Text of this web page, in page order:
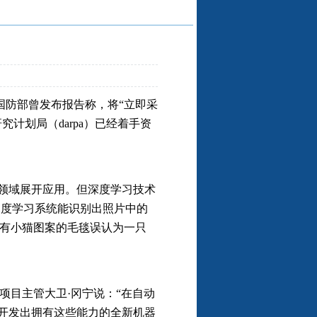
部曾发布报告称，将“立即采
计划局（darpa）已经着手资
域展开应用。但深度学习技术
学习系统能识别出照片中的
小猫图案的毛毯误认为一只
目主管大卫·冈宁说：“在自动
发出拥有这些能力的全新机器